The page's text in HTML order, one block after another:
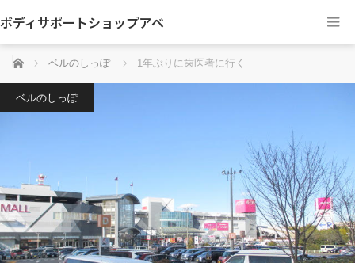
ボディサポートショップアベ
ホーム ベルのしっぽ 1年ぶりに歯医者に行く
ベルのしっぽ